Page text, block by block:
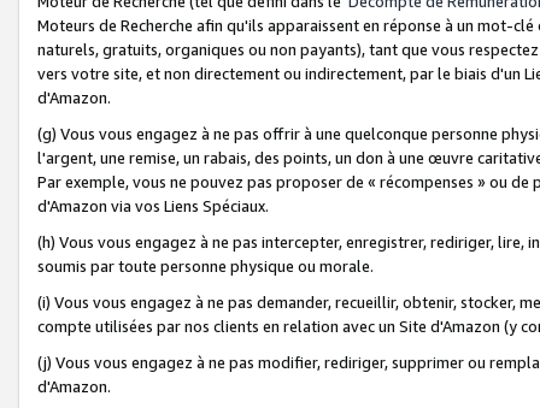
Moteurs de Recherche afin qu'ils apparaissent en réponse à un mot-
naturels, gratuits, organiques ou non payants), tant que vous
vers votre site, et non directement ou indirectement, par le biais d'un
d'Amazon.
(g) Vous vous engagez à ne pas offrir à une quelconque personne
l'argent, une remise, un rabais, des points, un don à une œuvre
Par exemple, vous ne pouvez pas proposer de « récompenses » ou
d'Amazon via vos Liens Spéciaux.
(h) Vous vous engagez à ne pas intercepter, enregistrer, rediriger,
soumis par toute personne physique ou morale.
(i) Vous vous engagez à ne pas demander, recueillir, obtenir, stocker,
compte utilisées par nos clients en relation avec un Site d'Amazon (y
(j) Vous vous engagez à ne pas modifier, rediriger, supprimer ou
d'Amazon.